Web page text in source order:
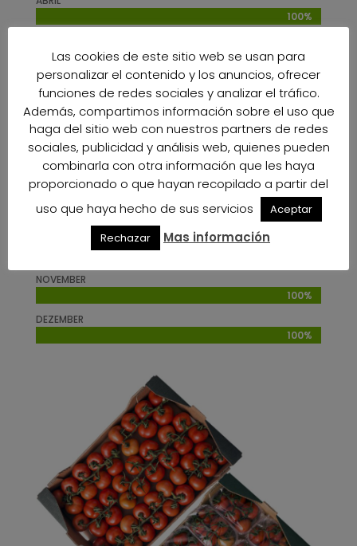
100%
100%
100%
100%
JUNI
100%
100%
JULI
100%
100%
AUGUST
100%
100%
100%
100%
NOVEMBER
100%
100%
DEZEMBER
100%
100%
Las cookies de este sitio web se usan para
personalizar el contenido y los anuncios, ofrecer
funciones de redes sociales y analizar el tráfico.
Además, compartimos información sobre el uso que
haga del sitio web con nuestros partners de redes
sociales, publicidad y análisis web, quienes pueden
combinarla con otra información que les haya
proporcionado o que hayan recopilado a partir del
uso que haya hecho de sus servicios
Aceptar
Rechazar
Mas información